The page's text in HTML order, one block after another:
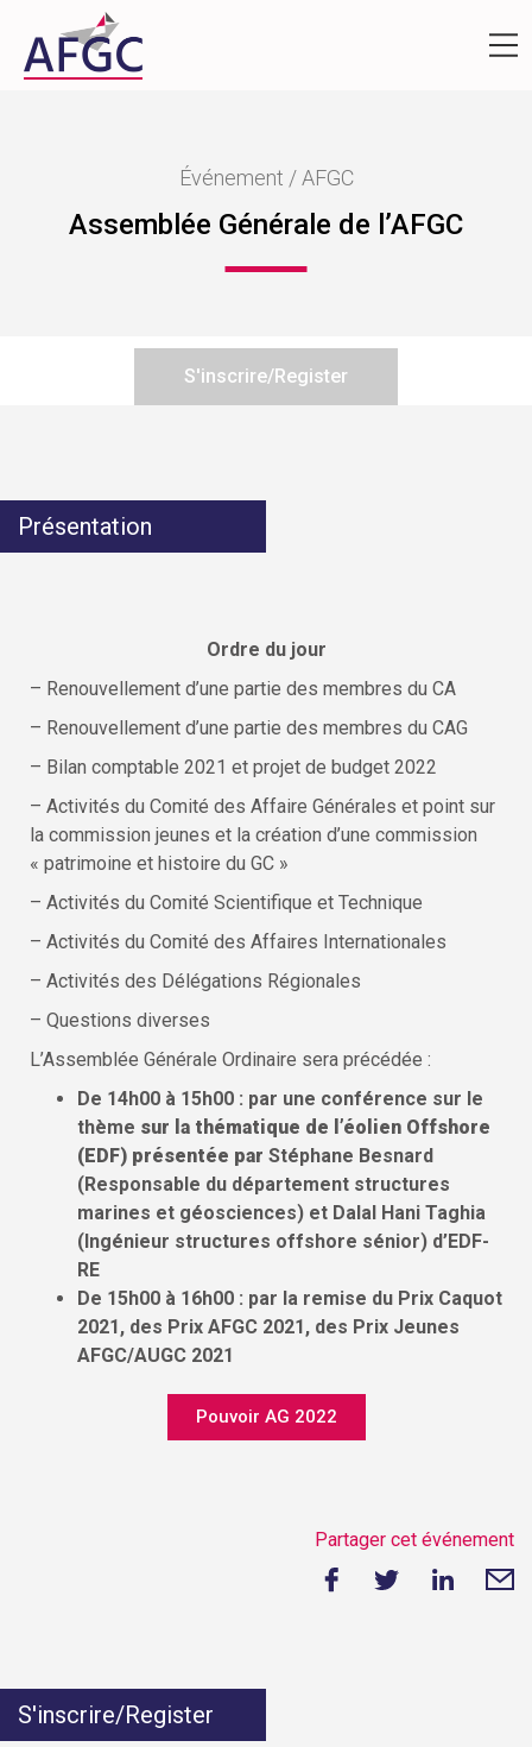
Événement / AFGC
Assemblée Générale de l’AFGC
S'inscrire/Register
Présentation
Ordre du jour
– Renouvellement d’une partie des membres du CA
– Renouvellement d’une partie des membres du CAG
– Bilan comptable 2021 et projet de budget 2022
– Activités du Comité des Affaire Générales et point sur
la commission jeunes et la création d’une commission
« patrimoine et histoire du GC »
– Activités du Comité Scientifique et Technique
– Activités du Comité des Affaires Internationales
– Activités des Délégations Régionales
– Questions diverses
L’Assemblée Générale Ordinaire sera précédée :
De 14h00 à 15h00 : par une conférence sur le
thème sur la thématique de l’éolien Offshore
(EDF) présentée par Stéphane Besnard
(Responsable du département structures
marines et géosciences) et Dalal Hani Taghia
(Ingénieur structures offshore sénior) d’EDF-
RE
De 15h00 à 16h00 : par la remise du Prix Caquot
2021, des Prix AFGC 2021, des Prix Jeunes
AFGC/AUGC 2021
Pouvoir AG 2022
Partager cet événement
S'inscrire/Register